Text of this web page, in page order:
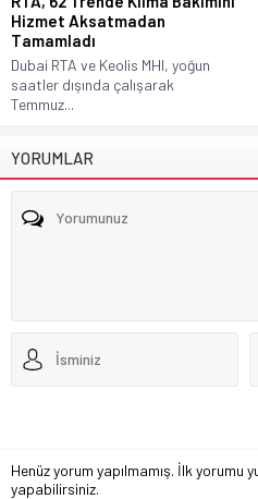
Hizmet Aksatmadan
Tamamladı
Dubai RTA ve Keolis MHI, yoğun
saatler dışında çalışarak
Temmuz...
YORUMLAR
Henüz yorum yapılmamış. İlk yorumu
yapabilirsiniz.